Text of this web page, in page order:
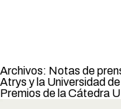
Archivos: Notas de
Atrys y la Universidad
Premios de la Cátedra